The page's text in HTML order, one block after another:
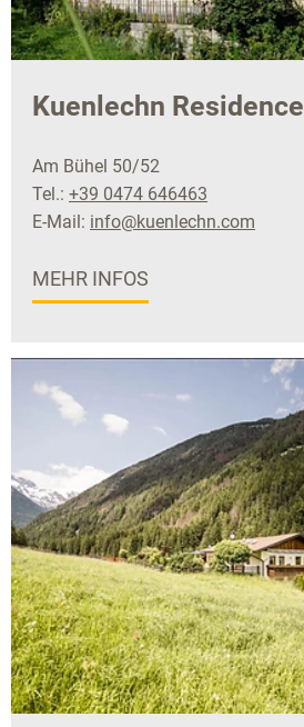
Kuenlechn Residence
Am Bühel 50/52
Tel.: +39 0474 646463
E-Mail: info@kuenlechn.com
MEHR INFOS